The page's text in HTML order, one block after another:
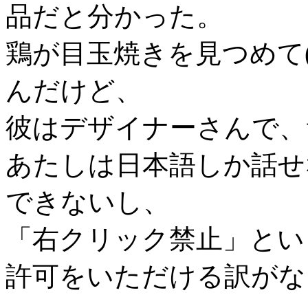
品だと分かった。
鶏が目玉焼きを見つめ
んだけど、
彼はデザイナーさんで
あたしは日本語しか話
できないし、
「右クリック禁止」と
許可をいただける訳が